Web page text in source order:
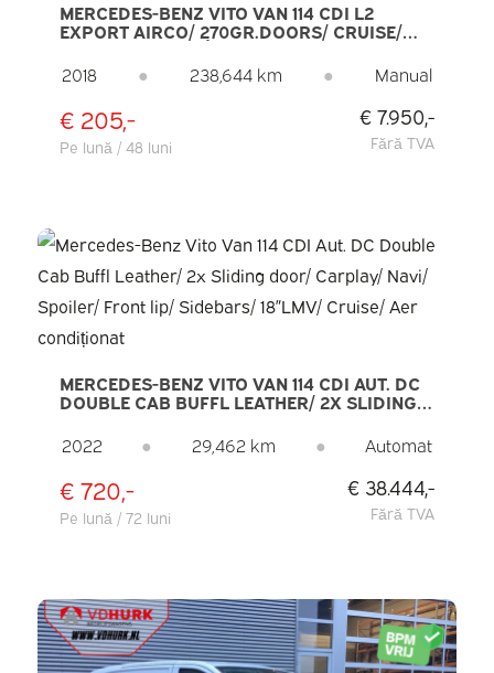
MERCEDES-BENZ VITO VAN 114 CDI L2
EXPORT AIRCO/ 270GR.DOORS/ CRUISE/
2018
● 238,644 km ● Manual
€ 205,-
Pe lună / 48 luni
€ 7.950,-
Fără TVA
MERCEDES-BENZ VITO VAN 114 CDI AUT. DC
DOUBLE CAB BUFFL LEATHER/ 2X SLIDING
LIP/ SIDEBARS/ 18”LMV/ CRUISE/ AER
CONDIȚIONAT
2022 ● 29,462 km ● Automat
€ 720,-
Pe lună / 72 luni
€ 38.444,-
Fără TVA